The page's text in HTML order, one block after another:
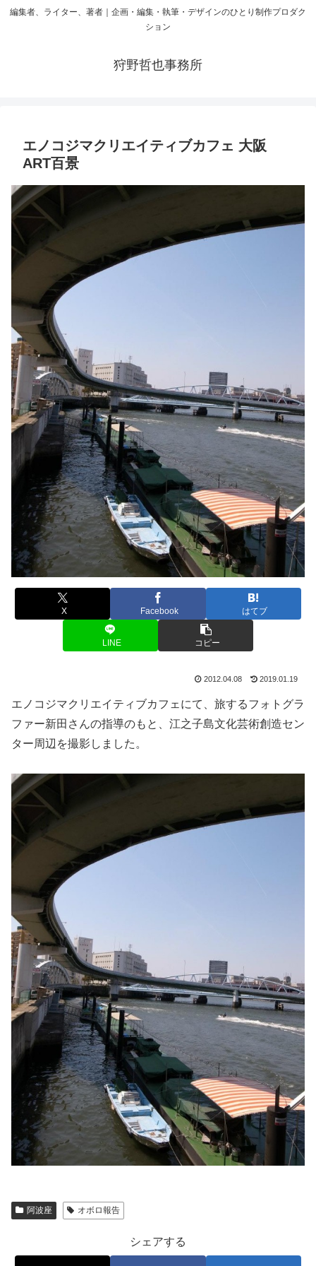
編集者、ライター、著者｜企画・編集・執筆・デザインのひとり制作プロダク
ション
狩野哲也事務所
エノコジマクリエイティブカフェ 大阪
ART百景
X Facebook はてブ
LINE コピー
2012.04.08 2019.01.19
エノコジマクリエイティブカフェにて、旅するフォトグラ
ファー新田さんの指導のもと、江之子島文化芸術創造セン
ター周辺を撮影しました。
阿波座 オボロ報告
シェアする